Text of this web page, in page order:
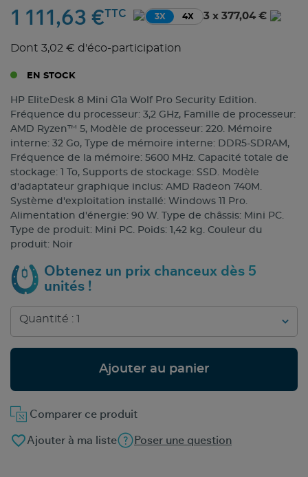
1 111,63 €TTC 3X 4X 3 x 377,04 €
Dont 3,02 € d'éco-participation
EN STOCK
HP EliteDesk 8 Mini G1a Wolf Pro Security Edition.
Fréquence du processeur: 3,2 GHz, Famille de processeur:
AMD Ryzen™ 5, Modèle de processeur: 220. Mémoire
interne: 32 Go, Type de mémoire interne: DDR5-SDRAM,
Fréquence de la mémoire: 5600 MHz. Capacité totale de
stockage: 1 To, Supports de stockage: SSD. Modèle
d'adaptateur graphique inclus: AMD Radeon 740M.
Système d'exploitation installé: Windows 11 Pro.
Alimentation d'énergie: 90 W. Type de châssis: Mini PC.
Type de produit: Mini PC. Poids: 1,42 kg. Couleur du
produit: Noir
Obtenez un prix chanceux dès 5
unités !
Ajouter au panier
favorite_borderAjouter à ma liste Poser une question
Comparer ce produit